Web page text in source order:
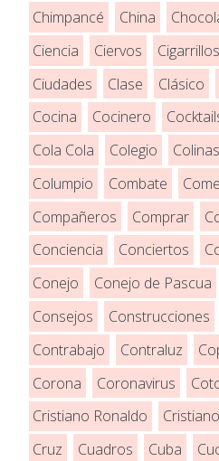
Chimpancé
China
Ciencia
Ciervos Cigarrillos
Ciudades
Clase Clásico
Cocina
Cocinero
Cola Cola
Colegio Colinas
Columpio
Combate
Compañeros
Comprar
Conciencia
Conciertos
Conejo
Conejo de Pascua
Consejos
Construcciones
Contrabajo
Contraluz
Corona
Coronavirus
Cristiano Ronaldo
Cruz
Cuadros Cuba